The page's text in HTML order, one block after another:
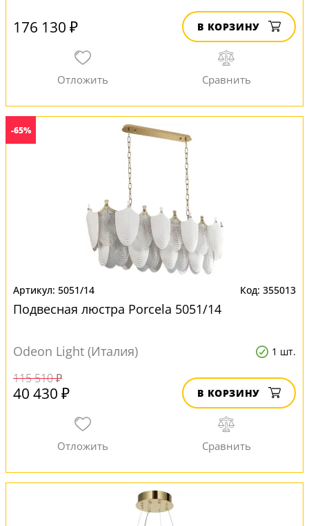
176 130 ₽ В КОРЗИНУ
-65%
5051/14 355013
Подвесная люстра Porcela 5051/14
Odeon Light (Италия) 1 шт.
115 510 ₽
40 430 ₽ В КОРЗИНУ